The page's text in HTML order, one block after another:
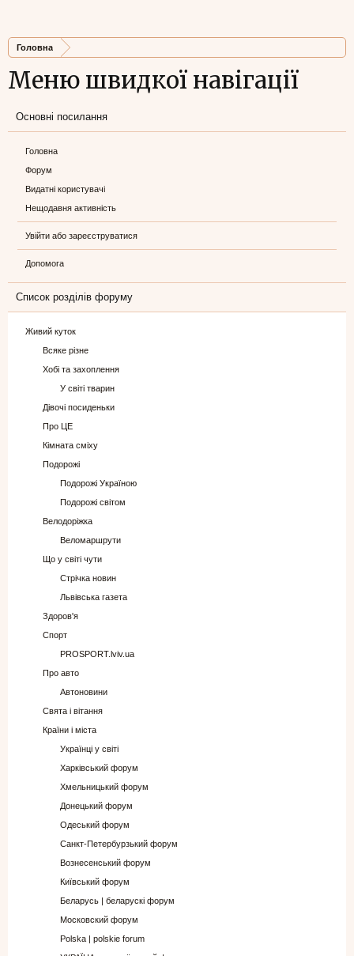
Головна
Меню швидкої навігації
Основні посилання
Головна
Форум
Видатні користувачі
Нещодавня активність
Увійти або зареєструватися
Допомога
Список розділів форуму
Живий куток
Всяке різне
Хобі та захоплення
У світі тварин
Дівочі посиденьки
Про ЦЕ
Кімната сміху
Подорожі
Подорожі Україною
Подорожі світом
Велодоріжка
Веломаршрути
Що у світі чути
Стрічка новин
Львівська газета
Здоров'я
Спорт
PROSPORT.lviv.ua
Про авто
Автоновини
Свята і вітання
Країни і міста
Українці у світі
Харківський форум
Хмельницький форум
Донецький форум
Одеський форум
Санкт-Петербурзький форум
Вознесенський форум
Київський форум
Беларусь | беларускі форум
Московский форум
Polska | polskie forum